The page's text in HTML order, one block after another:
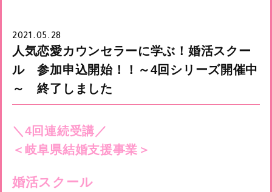
2021.05.28
人気恋愛カウンセラーに学ぶ！婚活スクー
ル 参加申込開始！！～4回シリーズ開催中
～ 終了しました
＼4回連続受講／
＜岐阜県結婚支援事業＞
婚活スクール